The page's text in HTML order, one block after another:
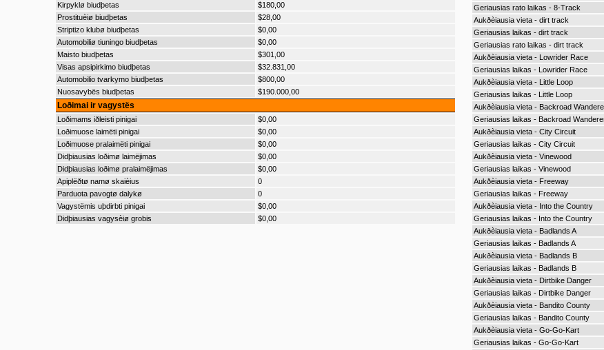
Kirpyklø biudþetas
$180,00
Prostituèiø biudþetas
$28,00
Striptizo klubø biudþetas
$0,00
Automobiliø tiuningo biudþetas
$0,00
Maisto biudþetas
$301,00
Visas apsipirkimo biudþetas
$32.831,00
Automobilio tvarkymo biudþetas
$800,00
Nuosavybës biudþetas
$190.000,00
Loðimai ir vagystës
Loðimams iðleisti pinigai
$0,00
Loðimuose laimëti pinigai
$0,00
Loðimuose pralaimëti pinigai
$0,00
Didþiausias loðimø laimëjimas
$0,00
Didþiausias loðimø pralaimëjimas
$0,00
Apiplëðtø namø skaièius
0
Parduota pavogtø dalykø
0
Vagystëmis uþdirbti pinigai
$0,00
Didþiausias vagysèiø grobis
$0,00
Geriausias rato laikas - 8-Track
Aukðèiausia vieta - dirt track
Geriausias laikas - dirt track
Geriausias rato laikas - dirt track
Aukðèiausia vieta - Lowrider Race
Geriausias laikas - Lowrider Race
Aukðèiausia vieta - Little Loop
Geriausias laikas - Little Loop
Aukðèiausia vieta - Backroad
Geriausias laikas - Backroad
Aukðèiausia vieta - City Circuit
Geriausias laikas - City Circuit
Aukðèiausia vieta - Vinewood
Geriausias laikas - Vinewood
Aukðèiausia vieta - Freeway
Geriausias laikas - Freeway
Aukðèiausia vieta - Into the Country
Geriausias laikas - Into the Country
Aukðèiausia vieta - Badlands A
Geriausias laikas - Badlands A
Aukðèiausia vieta - Badlands B
Geriausias laikas - Badlands B
Aukðèiausia vieta - Dirtbike Danger
Geriausias laikas - Dirtbike Danger
Aukðèiausia vieta - Bandito County
Geriausias laikas - Bandito County
Aukðèiausia vieta - Go-Go-Kart
Geriausias laikas - Go-Go-Kart